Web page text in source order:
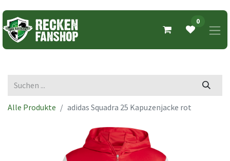
0
Alle Produkte adidas Squadra 25 Kapuzenjacke rot